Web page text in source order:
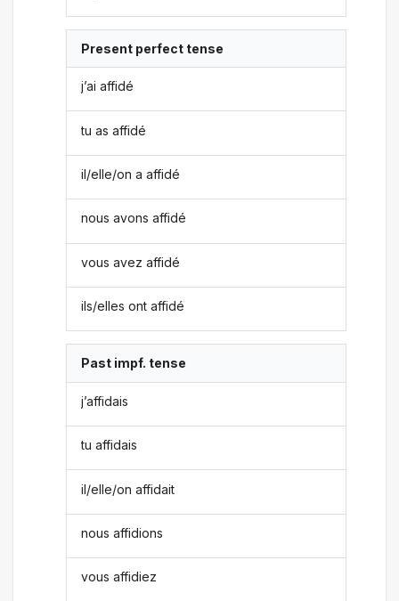
Present perfect tense
j’ai affidé
tu as affidé
il/elle/on a affidé
nous avons affidé
vous avez affidé
ils/elles ont affidé
Past impf. tense
j’affidais
tu affidais
il/elle/on affidait
nous affidions
vous affidiez